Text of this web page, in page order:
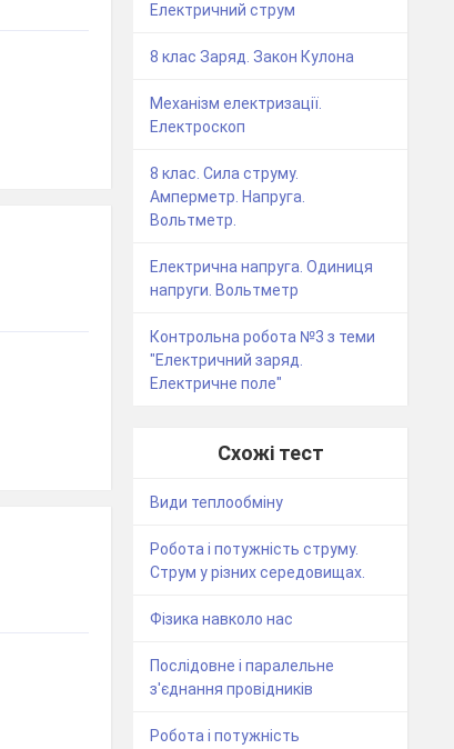
Електричний струм
8 клас Заряд. Закон Кулона
Механізм електризації.
Електроскоп
8 клас. Сила струму.
Амперметр. Напруга.
Вольтметр.
Електрична напруга. Одиниця
напруги. Вольтметр
Контрольна робота №3 з теми
"Електричний заряд.
Електричне поле"
Схожі тест
Види теплообміну
Робота і потужність струму.
Струм у різних середовищах.
Фізика навколо нас
Послідовне і паралельне
з'єднання провідників
Робота і потужність